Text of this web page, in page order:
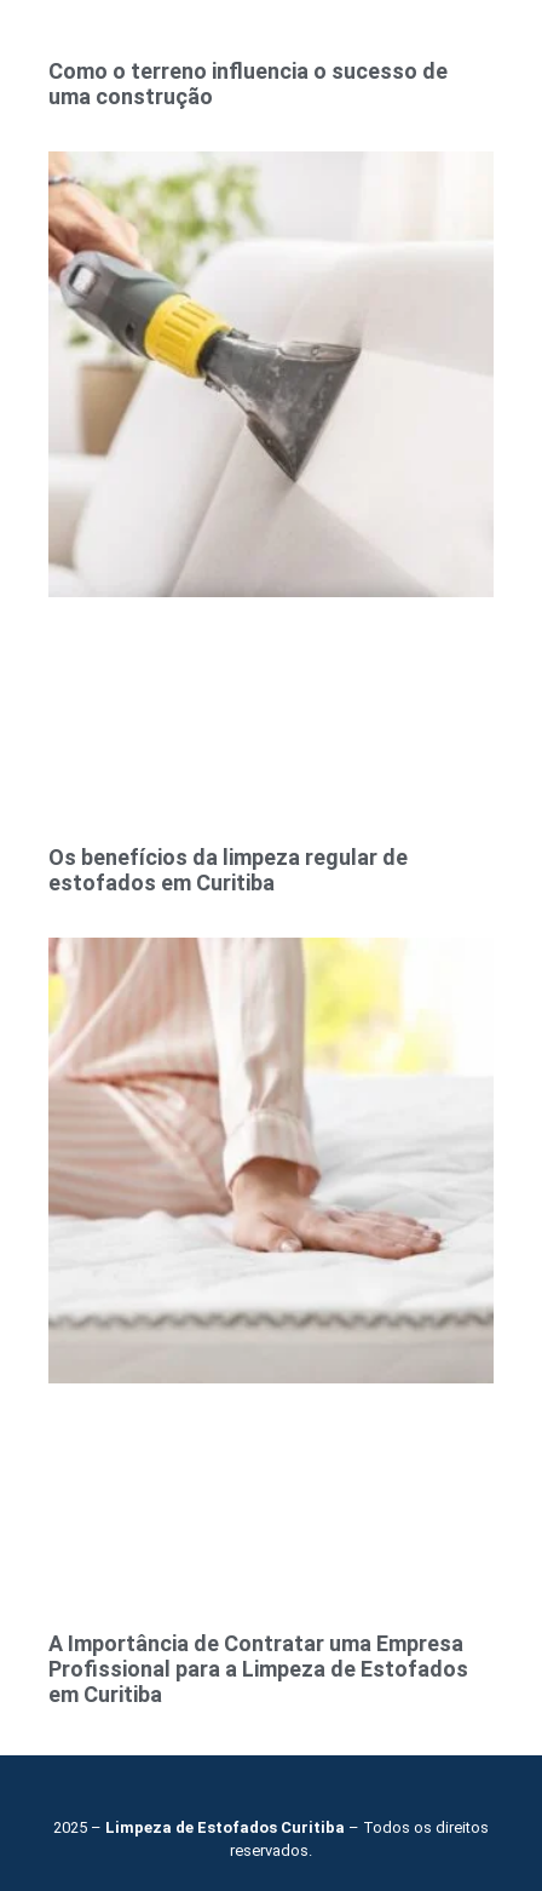
Como o terreno influencia o sucesso de
uma construção
Os benefícios da limpeza regular de
estofados em Curitiba
A Importância de Contratar uma Empresa
Profissional para a Limpeza de Estofados
em Curitiba
2025 – Limpeza de Estofados Curitiba – Todos os direitos
reservados.